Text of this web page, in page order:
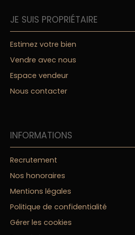
JE SUIS PROPRIÉTAIRE
Estimez votre bien
Vendre avec nous
Espace vendeur
Nous contacter
INFORMATIONS
Recrutement
Nos honoraires
Mentions légales
Politique de confidentialité
Gérer les cookies